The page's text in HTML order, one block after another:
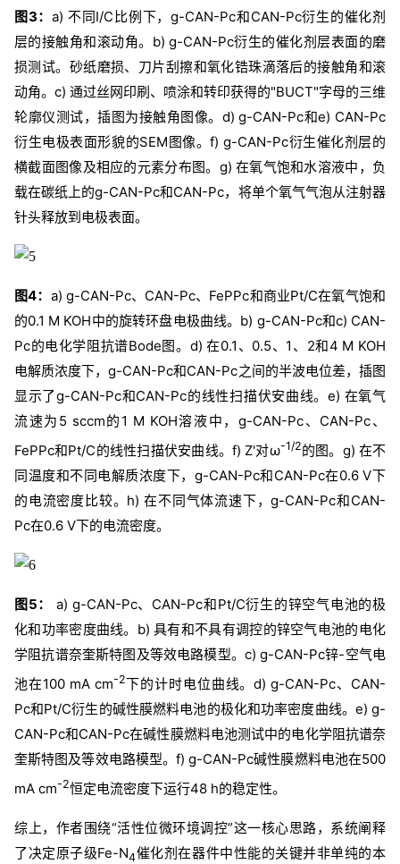
图3：a) 不同I/C比例下，g-CAN-Pc和CAN-Pc衍生的催化剂
层的接触角和滚动角。b) g-CAN-Pc衍生的催化剂层表面的磨
损测试。砂纸磨损、刀片刮擦和氧化锆珠滴落后的接触角和滚
动角。c) 通过丝网印刷、喷涂和转印获得的"BUCT"字母的三维
轮廓仪测试，插图为接触角图像。d) g-CAN-Pc和e) CAN-Pc
衍生电极表面形貌的SEM图像。f) g-CAN-Pc衍生催化剂层的
横截面图像及相应的元素分布图。g) 在氧气饱和水溶液中，负
载在碳纸上的g-CAN-Pc和CAN-Pc，将单个氧气气泡从注射器
针头释放到电极表面。
图4： a) g-CAN-Pc、CAN-Pc、 FePPc和商业Pt/C在氧气饱和
的0.1 M KOH中的旋转环盘电极曲线。b) g-CAN-Pc和c) CAN-
Pc的电化学阻抗谱Bode图。d) 在0.1、0.5、1、2和4 M KOH
电解质浓度下，g-CAN-Pc和CAN-Pc之间的半波电位差，插图
显示了g-CAN-Pc和CAN-Pc的线性扫描伏安曲线。e) 在氧气
流速为5 sccm的1 M KOH溶液中，g-CAN-Pc、CAN-Pc、
FePPc和Pt/C的线性扫描伏安曲线。f) Z'对ω-1/2的图。g) 在不
同温度和不同电解质浓度下，g-CAN-Pc和CAN-Pc在0.6 V下
的电流密度比较。h) 在不同气体流速下，g-CAN-Pc和CAN-
Pc在0.6 V下的电流密度。
图5：
a) g-CAN-Pc、CAN-Pc和Pt/C衍生的锌空气电池的极
化和功率密度曲线。b) 具有和不具有调控的锌空气电池的电化
学阻抗谱奈奎斯特图及等效电路模型。c) g-CAN-Pc锌-空气电
池在100 mA cm-2下的计时电位曲线。d) g-CAN-Pc、CAN-
Pc和Pt/C衍生的碱性膜燃料电池的极化和功率密度曲线。e) g-
CAN-Pc和CAN-Pc在碱性膜燃料电池测试中的电化学阻抗谱奈
奎斯特图及等效电路模型。f) g-CAN-Pc碱性膜燃料电池在500
mA cm-2恒定电流密度下运行48 h的稳定性。
综上，作者围绕“活性位微环境调控”这一核心思路，系统阐释
了决定原子级Fe-N4催化剂在器件中性能的关键并非单纯的本